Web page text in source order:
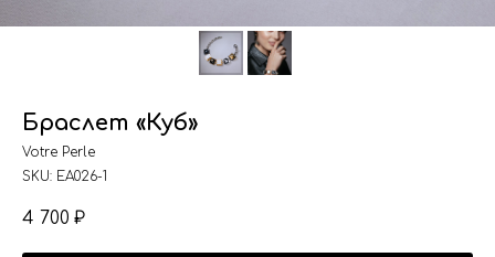
Браслет «Куб»
Votre Perle
SKU: EA026-1
4 700 ₽